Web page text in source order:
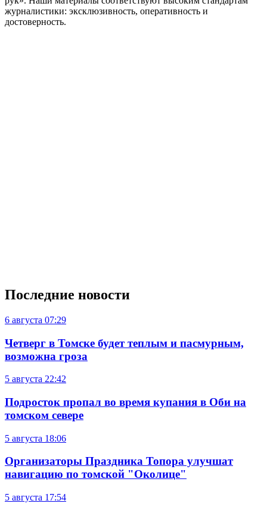
журналистики: эксклюзивность, оперативность и
достоверность.
Последние новости
6 августа 07:29
Четверг в Томске будет теплым и пасмурным,
возможна гроза
5 августа 22:42
Подросток пропал во время купания в Оби на
томском севере
5 августа 18:06
Организаторы Праздника Топора улучшат
навигацию по томской "Околице"
5 августа 17:54